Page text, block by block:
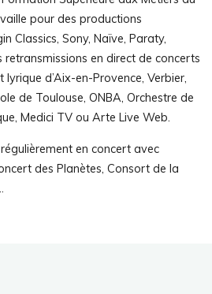
pour des productions
Classics, Sony, Naïve, Paraty,
retransmissions en direct de concerts
lyrique d’Aix-en-Provence, Verbier,
de Toulouse, ONBA, Orchestre de
Medici TV ou Arte Live Web.​
en concert avec
des Planètes, Consort de la